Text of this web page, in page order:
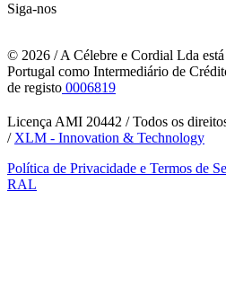
Siga-nos
© 2026 / A Célebre e Cordial Lda
Portugal como Intermediário de
de registo 0006819
Licença AMI 20442 / Todos os
/ XLM - Innovation & Technology
Política de Privacidade e Termos de
RAL